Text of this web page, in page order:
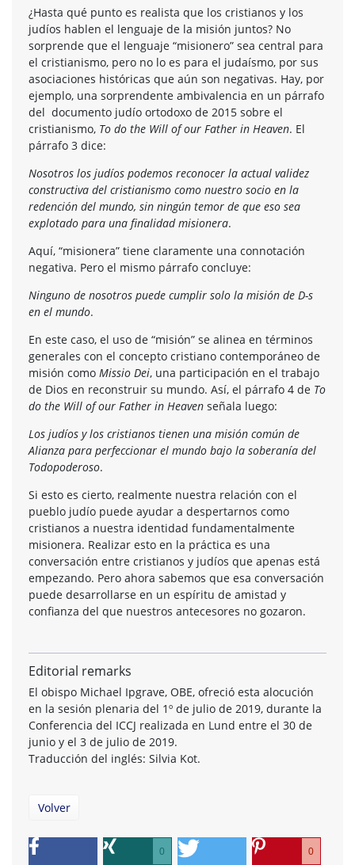
¿Hasta qué punto es realista que los cristianos y los
judíos hablen el lenguaje de la misión juntos? No
sorprende que el lenguaje “misionero” sea central para
el cristianismo, pero no lo es para el judaísmo, por sus
asociaciones históricas que aún son negativas. Hay, por
ejemplo, una sorprendente ambivalencia en un párrafo
del documento judío ortodoxo de 2015 sobre el
cristianismo, To do the Will of our Father in Heaven. El
párrafo 3 dice:
Nosotros los judíos podemos reconocer la actual validez
constructiva del cristianismo como nuestro socio en la
redención del mundo, sin ningún temor de que eso sea
explotado para una finalidad misionera.
Aquí, “misionera” tiene claramente una connotación
negativa. Pero el mismo párrafo concluye:
Ninguno de nosotros puede cumplir solo la misión de D-s
en el mundo.
En este caso, el uso de “misión” se alinea en términos
generales con el concepto cristiano contemporáneo de
misión como Missio Dei, una participación en el trabajo
de Dios en reconstruir su mundo. Así, el párrafo 4 de To
do the Will of our Father in Heaven señala luego:
Los judíos y los cristianos tienen una misión común de
Alianza para perfeccionar el mundo bajo la soberanía del
Todopoderoso.
Si esto es cierto, realmente nuestra relación con el
pueblo judío puede ayudar a despertarnos como
cristianos a nuestra identidad fundamentalmente
misionera. Realizar esto en la práctica es una
conversación entre cristianos y judíos que apenas está
empezando. Pero ahora sabemos que esa conversación
puede desarrollarse en un espíritu de amistad y
confianza del que nuestros antecesores no gozaron.
Editorial remarks
El obispo Michael Ipgrave, OBE, ofreció esta alocución
en la sesión plenaria del 1º de julio de 2019, durante la
Conferencia del ICCJ realizada en Lund entre el 30 de
junio y el 3 de julio de 2019.
Traducción del inglés: Silvia Kot.
Volver
0 0